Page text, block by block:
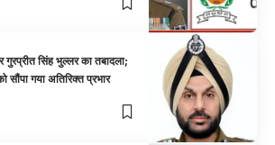
सिंह भुल्लर का तबादला;
सौंपा गया अतिरिक्त प्रभार